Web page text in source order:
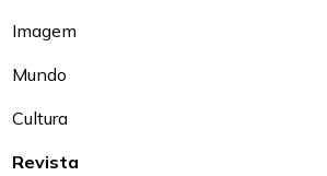
Imagem
Mundo
Cultura
Revista